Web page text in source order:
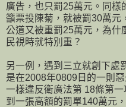
廣告，也只罰25萬元。同
籲票投陳菊，就被罰30萬元
公道又被重罰25萬元，為什
民視時就特別重？
另一例，遇到三立就創下處
是在2008年0809日的一則
一樣違反衛廣法第 18條第
到一張高額的罰單140萬元